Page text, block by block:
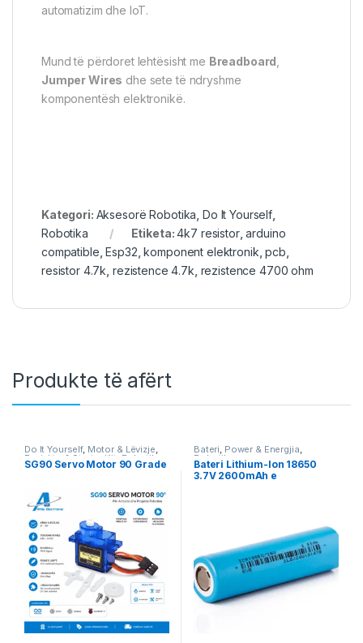
automatizim dhe IoT.
Mund të përdoret lehtësisht me Breadboard
Jumper Wires dhe sete të ndryshme
komponentësh elektronikë.
Kategori: Aksesorë Robotika Do It Yourself
Robotika
Etiketa:4k7 resistor,arduino
compatible ,Esp32 ,komponent elektronik ,pcb
resistor 4.7k rezistence 4.7k rezistence 4700 ohm
Produkte të afërt
Do It Yourself, Motor & Lëvizje,
Projekte & Starter Kit ,Robotika
SG90 Servo Motor 90 Grade
Bateri, Power & Energjia,
Robotika
Bateri Lithium-Ion 18650
3.7V 2600mAh e